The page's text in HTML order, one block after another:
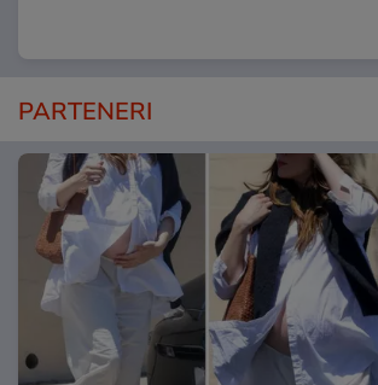
PARTENERI